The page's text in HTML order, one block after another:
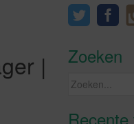
| Zoeken
Zoeken